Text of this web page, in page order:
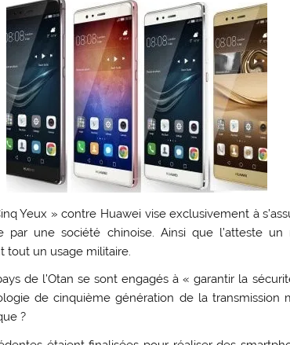
Yeux » contre Huawei vise exclusivement à
par une société chinoise. Ainsi que l’atteste
tout un usage militaire.
de l’Otan se sont engagés à « garantir la
de cinquième génération de la transmission
?